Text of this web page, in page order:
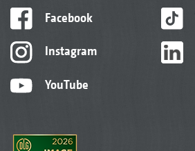
Facebook
Instagram
YouTube